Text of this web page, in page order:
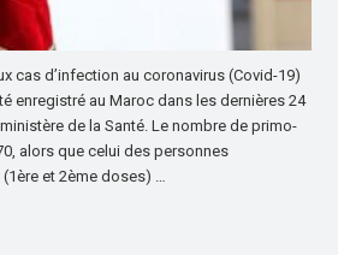
cas d’infection au coronavirus (Covid-19)
enregistré au Maroc dans les dernières 24
de la Santé. Le nombre de primo-
alors que celui des personnes
et 2ème doses) …